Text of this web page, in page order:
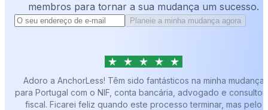
membros para tornar a sua mudança um sucesso.
Planeie a minha mudança agora
Adoro a AnchorLess! Têm sido fantásticos na minha mudança
para Portugal com o NIF, conta bancária, advogado e
fiscal. Ficarei feliz quando este processo terminar, mas pelo